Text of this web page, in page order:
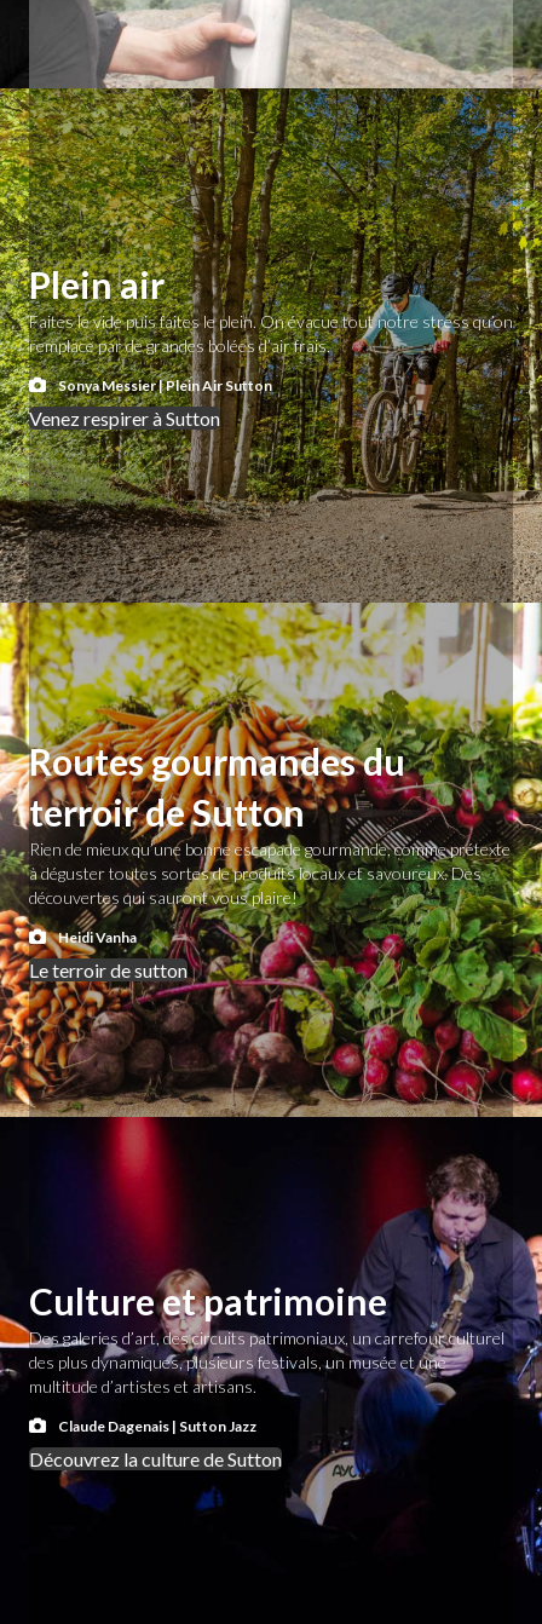
Plein air
Faites le vide puis faites le plein. On évacue tout notre stress qu’on
remplace par de grandes bolées d’air frais.
Sonya Messier | Plein Air Sutton
Venez respirer à Sutton
Routes gourmandes du
terroir de Sutton
Rien de mieux qu’une bonne escapade gourmande, comme prétexte
à déguster toutes sortes de produits locaux et savoureux. Des
découvertes qui sauront vous plaire!
Heidi Vanha
Le terroir de sutton
Culture et patrimoine
Des galeries d’art, des circuits patrimoniaux, un carrefour culturel
des plus dynamiques, plusieurs festivals, un musée et une
multitude d’artistes et artisans.
Claude Dagenais | Sutton Jazz
Découvrez la culture de Sutton